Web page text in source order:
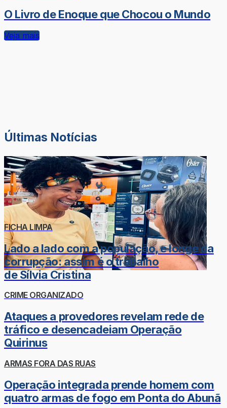
O Livro de Enoque que Chocou o Mundo
Veja mais
Últimas Notícias
FICHA LIMPA
Lado a lado com a população, e longe da
corrupção: assim é o trabalho
de Sílvia Cristina
CRIME ORGANIZADO
Ataques a provedores revelam rede de
tráfico e desencadeiam Operação
Quirinus
ARMAS FORA DAS RUAS
Operação integrada prende homem com
quatro armas de fogo em Ponta do Abunã